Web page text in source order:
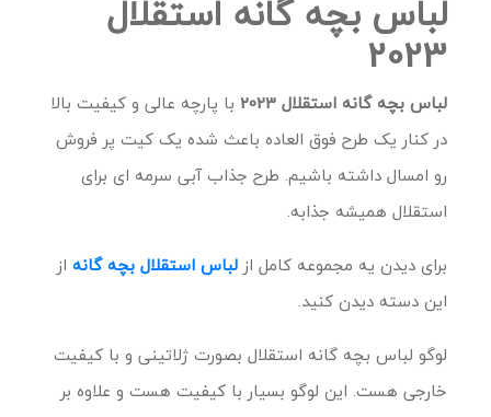
لباس بچه گانه استقلال
2023
لباس بچه گانه استقلال 2023
با پارچه عالی و کیفیت بالا
در کنار یک طرح فوق العاده باعث شده یک کیت پر فروش
رو امسال داشته باشیم. طرح جذاب آبی سرمه ای برای
استقلال همیشه جذابه.
برای دیدن یه مجموعه کامل از لباس استقلال بچه گانه از
این دسته دیدن کنید.
لوگو لباس بچه گانه استقلال بصورت ژلاتینی و با کیفیت
خارجی هست. این لوگو بسیار با کیفیت هست و علاوه بر